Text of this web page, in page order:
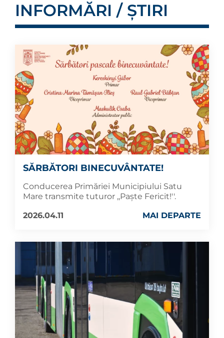
INFORMĂRI / ȘTIRI
SĂRBĂTORI BINECUVÂNTATE!
Conducerea Primăriei Municipiului Satu
Mare transmite tuturor ,,Paște Fericit!''.
2026.04.11
MAI DEPARTE